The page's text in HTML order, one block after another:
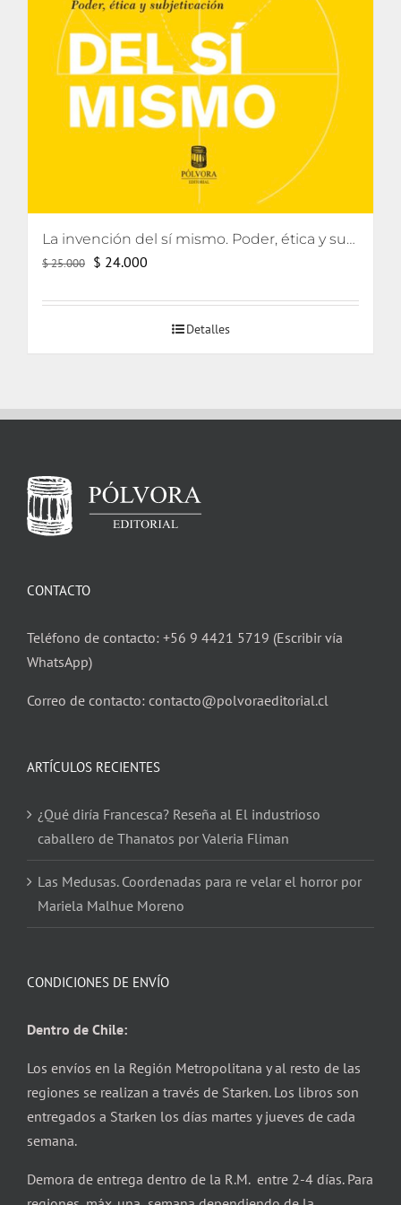
La invención del sí mismo. Poder, ética y subjetivación
$25.000 El
original
$ 24.000
actual
Detalles
CONTACTO
Teléfono de contacto: +56 9 4421 5719 (Escribir vía
WhatsApp)
Correo de contacto: contacto@polvoraeditorial.cl
ARTÍCULOS RECIENTES
¿Qué diría Francesca? Reseña al El industrioso
caballero de Thanatos por Valeria Fliman
Las Medusas. Coordenadas para re velar el horror por
Mariela Malhue Moreno
CONDICIONES DE ENVÍO
Dentro de Chile:
Los envíos en la Región Metropolitana y al resto de las
regiones se realizan a través de Starken. Los libros son
entregados a Starken los días martes y jueves de cada
semana.
Demora de entrega dentro de la R.M. entre 2-4 días. Para